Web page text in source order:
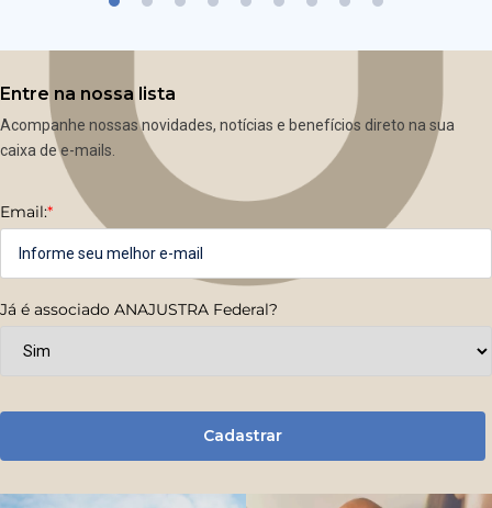
Entre na nossa lista
Acompanhe nossas novidades, notícias e benefícios direto na sua
caixa de e-mails.
Email:*
Já é associado ANAJUSTRA Federal?
Cadastrar